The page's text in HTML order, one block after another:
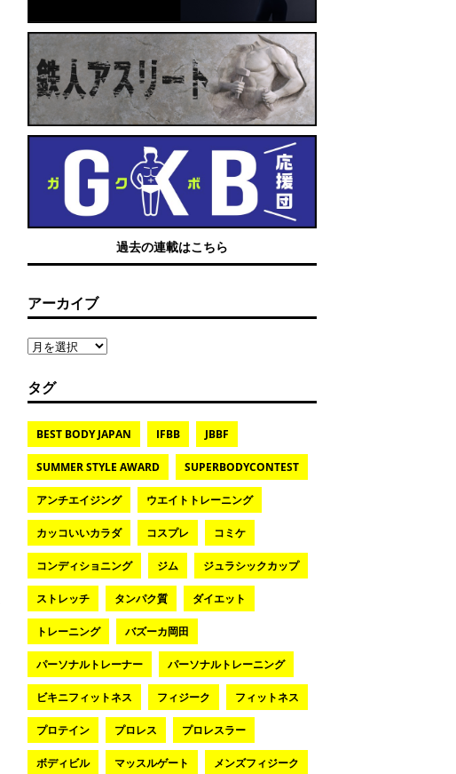
過去の連載はこちら
アーカイブ
タグ
BEST BODY JAPAN IFBB JBBF
SUMMER STYLE AWARD SUPERBODYCONTEST
アンチエイジング ウエイトトレーニング
カッコいいカラダ コスプレ コミケ
コンディショニング ジム ジュラシックカップ
ストレッチ タンパク質 ダイエット
トレーニング バズーカ岡田
パーソナルトレーナー パーソナルトレーニング
ビキニフィットネス フィジーク フィットネス
プロテイン プロレス プロレスラー
ボディビル マッスルゲート メンズフィジーク